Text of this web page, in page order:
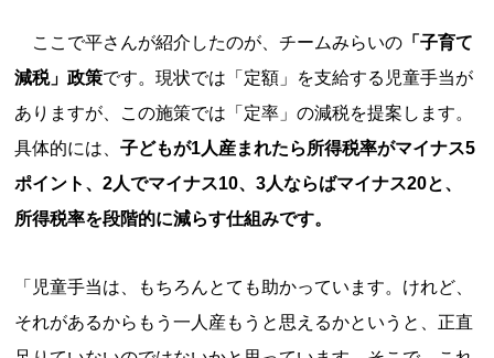
ここで平さんが紹介したのが、チームみらいの 「子育て
減税」政策です。現状では「定額」を支給する児童手当が
ありますが、この施策では「定率」の減税を提案します。
具体的には、子どもが1人産まれたら所得税率がマイナス5
ポイント、2人でマイナス10、3人ならばマイナス20と、
所得税率を段階的に減らす仕組みです。
「児童手当は、もちろんとても助かっています。けれど、
それがあるからもう一人産もうと思えるかというと、正直